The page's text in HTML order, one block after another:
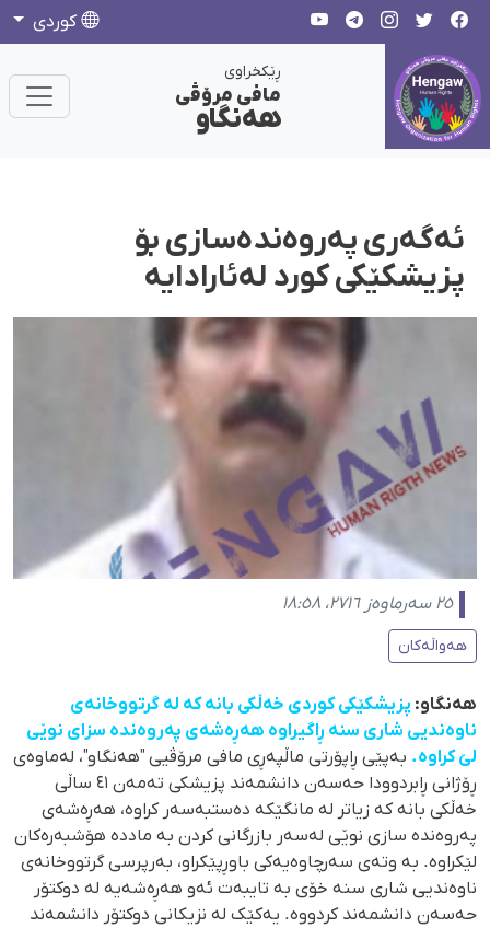
كوردی
ڕێکخراوی
مافی مرۆڤی
هەنگاو
ئەگەری پەروەندەسازی بۆ
پزیشکێکی کورد لەئارادایە
٢٥ سەرماوەز ٢٧١٦، ١٨:٥٨
هەواڵەکان
هەنگاو: پزیشکێکی کوردی خەڵکی بانە کە لە گرتووخانەی
ناوەندیی شاری سنە ڕاگیراوە هەڕەشەی پەروەندە سزای نوێی
لێ کراوە. بەپێی ڕاپۆرتی ماڵپەڕی مافی مرۆڤیی "هەنگاو"، لەماوەی
ڕۆژانی ڕابردوودا حەسەن دانشمەند پزیشکی تەمەن ٤١ ساڵی
خەڵکی بانە کە زیاتر لە مانگێکە دەستبەسەر کراوە، هەڕەشەی
پەروەندە سازی نوێی لەسەر بازرگانی کردن بە ماددە هۆشبەرەکان
لێکراوە. بە وتەی سەرچاوەیەکی باوڕپێکراو، بەرپرسی گرتووخانەی
ناوەندیی شاری سنە خۆی بە تایبەت ئەو هەڕەشەیە لە دوکتۆر
حەسەن دانشمەند کردووە. یەکێک لە نزیکانی دوکتۆر دانشمەند